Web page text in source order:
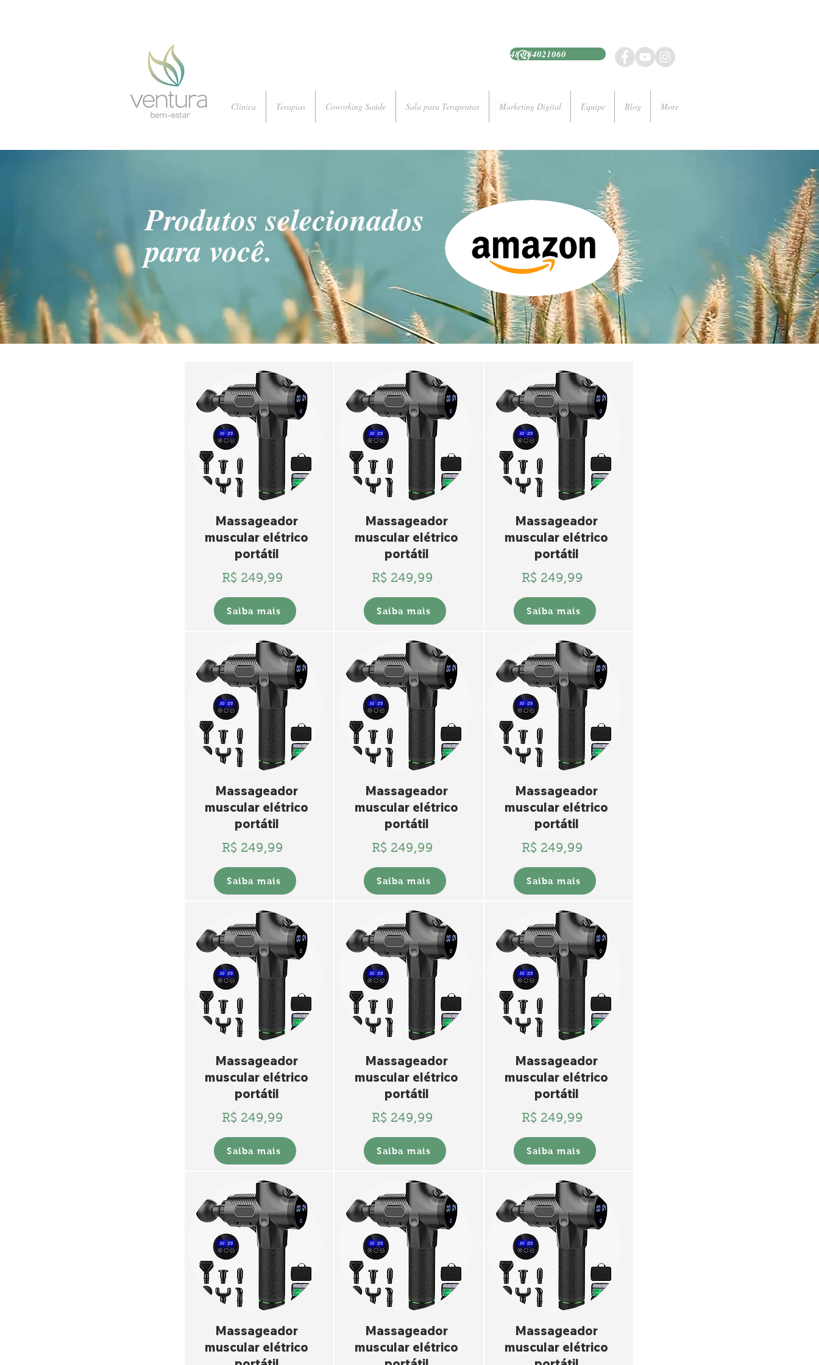
Clínica Terapias Coworking Saúde Sala para Terapeutas Marketing Digital Equipe Blog More
48 984021060
Produtos selecionados
para você.
Massageador
muscular elétrico
portátil
R$ 249,99
Saiba mais
Massageador
muscular elétrico
portátil
R$ 249,99
Saiba mais
Massageador
muscular elétrico
portátil
R$ 249,99
Saiba mais
Massageador
muscular elétrico
Massageador
muscular elétrico
portátil
R$ 249,99
Saiba mais
Massageador
muscular elétrico
portátil
R$ 249,99
Saiba mais
Massageador
muscular elétrico
portátil
R$ 249,99
Saiba mais
Massageador
muscular elétrico
Massageador
muscular elétrico
portátil
R$ 249,99
Saiba mais
Massageador
muscular elétrico
portátil
R$ 249,99
Saiba mais
Massageador
muscular elétrico
portátil
R$ 249,99
Saiba mais
Massageador
muscular elétrico